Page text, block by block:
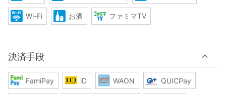
Wi-Fi お酒 ファミマTV
決済手段
FamiPay iD WAON QUICPay